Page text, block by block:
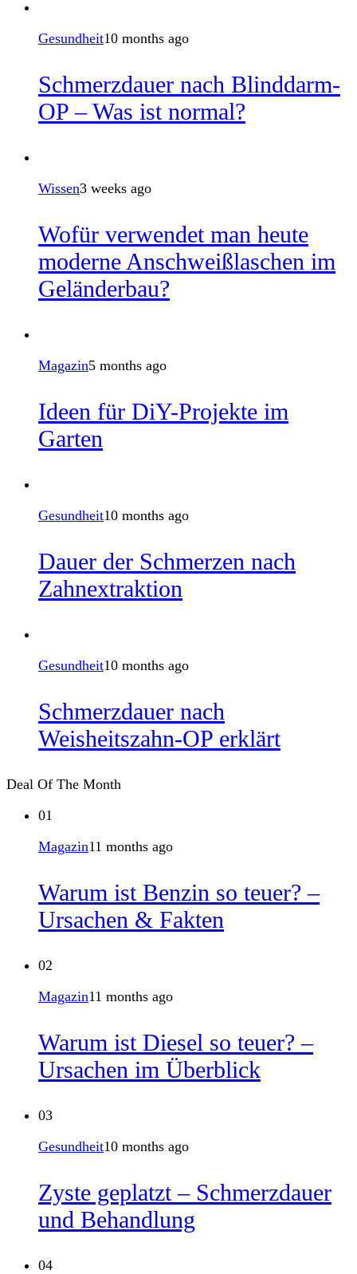
Gesundheit10 months ago
Schmerzdauer nach Blinddarm-
OP – Was ist normal?
Wissen3 weeks ago
Wofür verwendet man heute
moderne Anschweißlaschen im
Geländerbau?
Magazin5 months ago
Ideen für DiY-Projekte im
Garten
Gesundheit10 months ago
Dauer der Schmerzen nach
Zahnextraktion
Gesundheit10 months ago
Schmerzdauer nach
Weisheitszahn-OP erklärt
Deal Of The Month
01
Magazin11 months ago
Warum ist Benzin so teuer? –
Ursachen & Fakten
02
Magazin11 months ago
Warum ist Diesel so teuer? –
Ursachen im Überblick
03
Gesundheit10 months ago
Zyste geplatzt – Schmerzdauer
und Behandlung
04